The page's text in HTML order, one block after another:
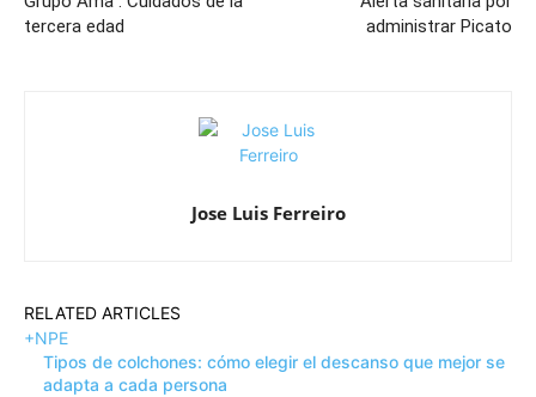
tercera edad
administrar Picato
Jose Luis Ferreiro
RELATED ARTICLES
+NPE
Tipos de colchones: cómo elegir el descanso que mejor se
adapta a cada persona